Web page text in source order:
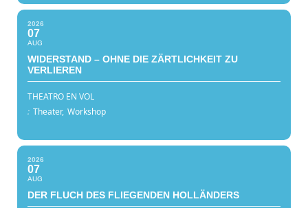
2026
07
AUG
WIDERSTAND – OHNE DIE ZÄRTLICHKEIT ZU
VERLIEREN
THEATRO EN VOL
: Theater, Workshop
2026
07
AUG
DER FLUCH DES FLIEGENDEN HOLLÄNDERS